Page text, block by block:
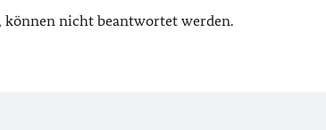
können nicht beantwortet werden.